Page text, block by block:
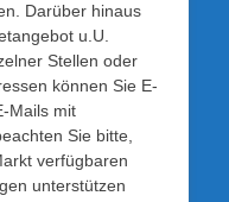
Darüber hinaus
u.U.
Stellen oder
können Sie E-
Mails mit
Sie bitte,
verfügbaren
unterstützen